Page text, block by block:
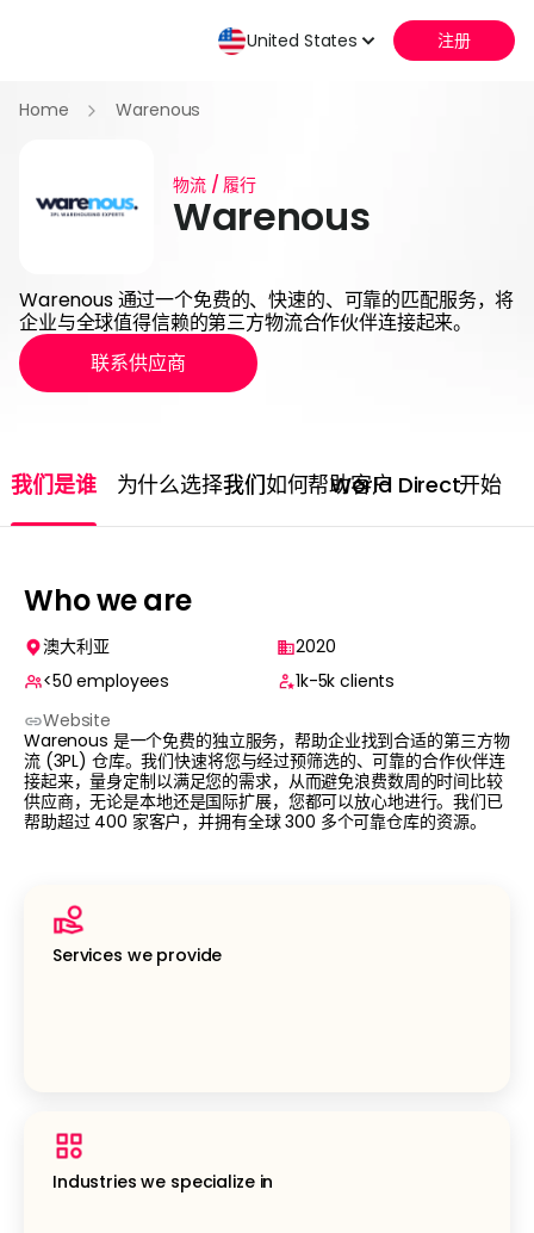
Home Warenous
物流 / 履行
Warenous
Warenous 通过一个免费的、快速的、可靠的匹配服务，将
企业与全球值得信赖的第三方物流合作伙伴连接起来。
联系供应商
我们是谁 为什么选择我们我们如何帮助客户World Direct开始
Who we are
澳大利亚
2020
<50 employees 1k-5k clients
Website
Warenous 是一个免费的独立服务，帮助企业找到合适的第三方物
流 (3PL) 仓库。我们快速将您与经过预筛选的、可靠的合作伙伴连
接起来，量身定制以满足您的需求，从而避免浪费数周的时间比较
供应商，无论是本地还是国际扩展，您都可以放心地进行。我们已
帮助超过 400 家客户，并拥有全球 300 多个可靠仓库的资源。
Services we provide
Industries we specialize in
United States 注册